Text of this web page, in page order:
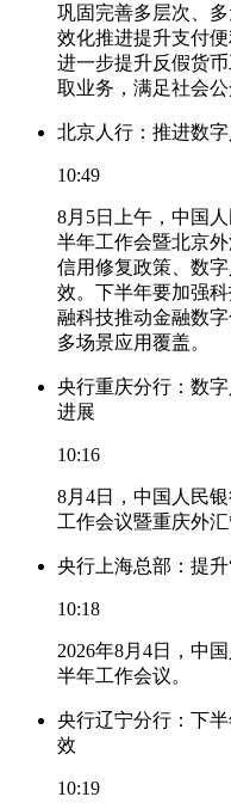
巩固完善多层次、
效化推进提升支付
进一步提升反假货
取业务，满足社会
北京人行：推进数
10:49
8月5日上午，中国
半年工作会暨北京
信用修复政策、数
效。下半年要加强
融科技推动金融数
多场景应用覆盖。
央行重庆分行：数
进展
10:16
8月4日，中国人民
工作会议暨重庆外汇
央行上海总部：提升
10:18
2026年8月4日，中
半年工作会议。
央行辽宁分行：下
效
10:19